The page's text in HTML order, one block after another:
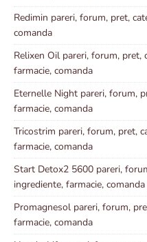
Redimin pareri, forum, pret,
comanda
Relixen Oil pareri, forum, pret,
farmacie, comanda
Eternelle Night pareri, forum,
farmacie, comanda
Tricostrim pareri, forum, pret,
farmacie, comanda
Start Detox2 5600 pareri,
ingrediente, farmacie, comanda
Promagnesol pareri, forum,
farmacie, comanda